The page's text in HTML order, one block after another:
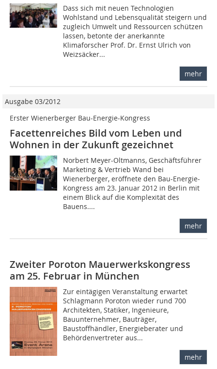
Dass sich mit neuen Technologien
Wohlstand und Lebensqualität steigern und
zugleich Umwelt und Ressourcen schützen
lassen, betonte der anerkannte
Klimaforscher Prof. Dr. Ernst Ulrich von
Weizsäcker...
mehr
Ausgabe 03/2012
Erster Wienerberger Bau-Energie-Kongress
Facettenreiches Bild vom Leben und
Wohnen in der Zukunft gezeichnet
Norbert Meyer-Oltmanns, Geschäftsführer
Marketing & Vertrieb Wand bei
Wienerberger, eröffnete den Bau-Energie-
Kongress am 23. Januar 2012 in Berlin mit
einem Blick auf die Komplexität des
Bauens....
mehr
Zweiter Poroton Mauerwerkskongress
am 25. Februar in München
Zur eintägigen Veranstaltung erwartet
Schlagmann Poroton wieder rund 700
Architekten, Statiker, Ingenieure,
Bauunternehmer, Bauträger,
Baustoffhändler, Energieberater und
Behördenvertreter aus...
mehr